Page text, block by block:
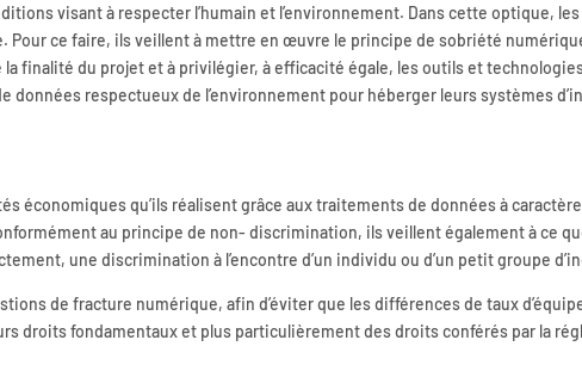
visant à respecter l’humain et l’environnement. Dans cette optique,
Pour ce faire, ils veillent à mettre en œuvre le principe de sobriété
finalité du projet et à privilégier, à efficacité égale, les outils et
données respectueux de l’environnement pour héberger leurs systèmes
économiques qu’ils réalisent grâce aux traitements de données à
au principe de non- discrimination, ils veillent également à ce
une discrimination à l’encontre d’un individu ou d’un petit groupe
de fracture numérique, afin d’éviter que les différences de taux
droits fondamentaux et plus particulièrement des droits conférés par la